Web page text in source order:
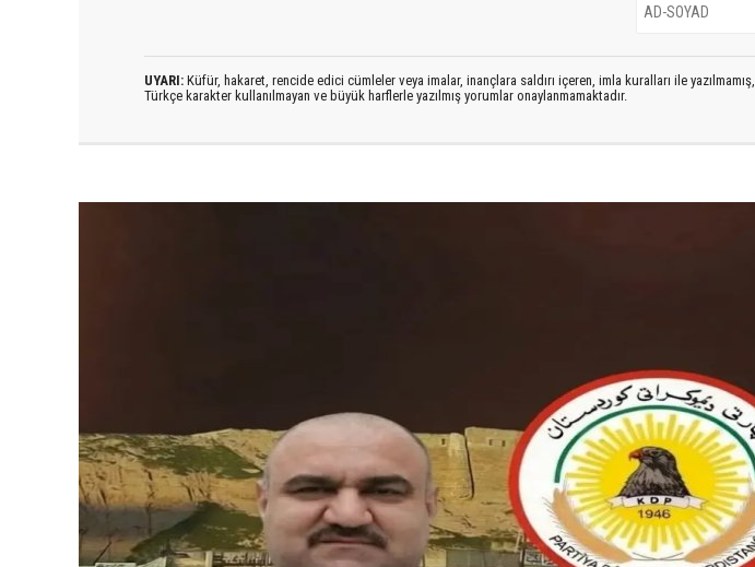
UYARI: Küfür, hakaret, rencide edici cümleler veya imalar, inançlara saldırı içeren, imla kuralları ile yazılmamış,
Türkçe karakter kullanılmayan ve büyük harflerle yazılmış yorumlar onaylanmamaktadır.